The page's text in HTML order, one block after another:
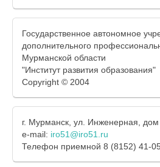
Государственное автономное
дополнительного
Мурманской области
"Институт развития образования"
Copyright © 2004
г. Мурманск, ул. Инженерная, дом
e-mail: iro51@iro51.ru
Телефон приемной 8 (8152) 41-